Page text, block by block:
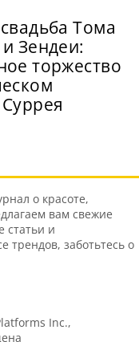
Тома
Зендеи:
торжество
о красоте,
вам свежие
статьи и
трендов, заботьтесь о
Inc.,